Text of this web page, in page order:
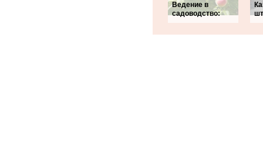
Ведение в
садоводство: